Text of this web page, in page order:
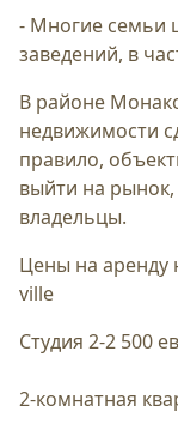
- Многие семьи
заведений, в
В районе
недвижимости
правило,
выйти на
владельцы.
Цены на аренду
ville
Студия 2-2 500
2-комнатная